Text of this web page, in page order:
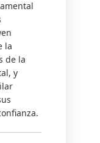
la
de la
y